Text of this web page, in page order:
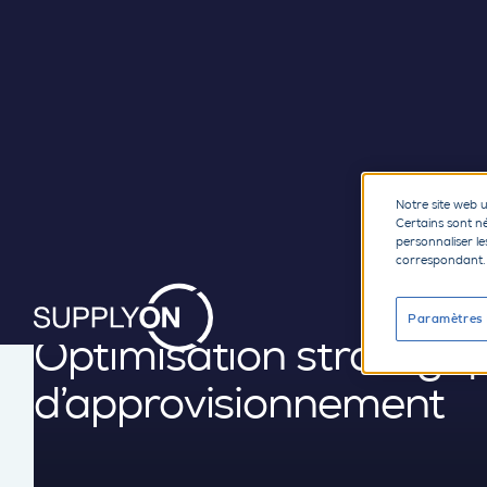
Optimisation
d’approvisionnement
Notre site web
Certains sont
personnaliser
correspondant.